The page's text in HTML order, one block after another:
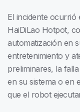
El incidente ocurrió
HaiDiLao Hotpot,
automatización en
entretenimiento y
preliminares, la
en su sistema o en
que el robot